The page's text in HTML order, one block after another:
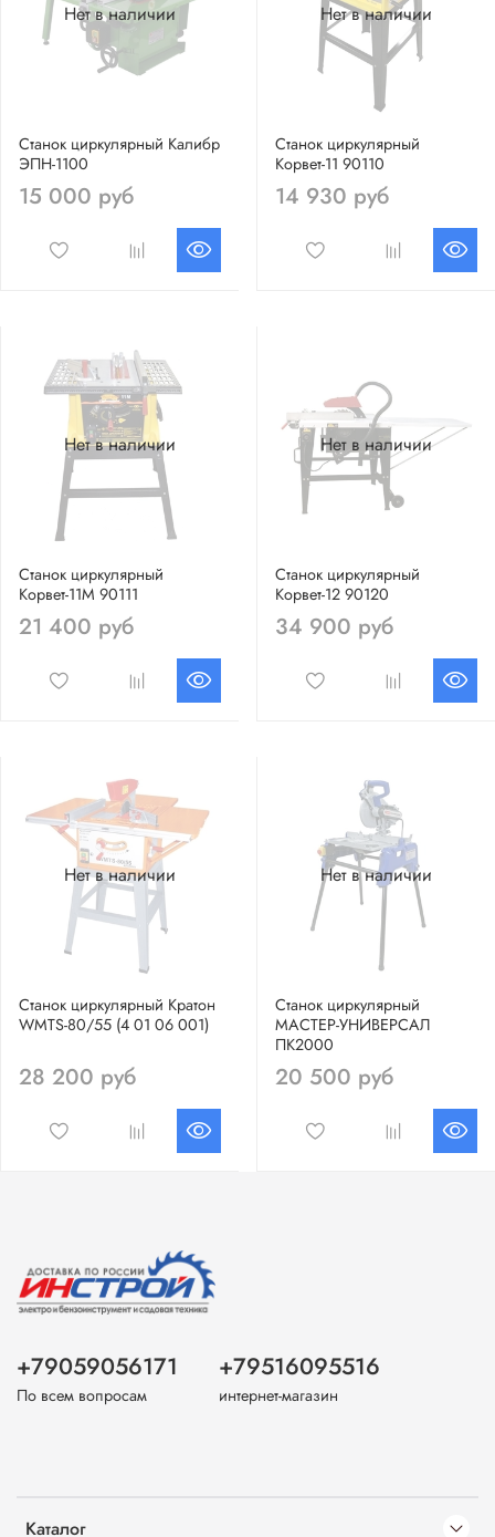
Нет в наличии
Станок циркулярный Калибр
ЭПН-1100
15 000 руб
Нет в наличии
Станок циркулярный
Корвет-11 90110
14 930 руб
Нет в наличии
Станок циркулярный
Корвет-11М 90111
21 400 руб
Нет в наличии
Станок циркулярный
Корвет-12 90120
34 900 руб
Нет в наличии
Станок циркулярный Кратон
WMTS-80/55 (4 01 06 001)
28 200 руб
Нет в наличии
Станок циркулярный
МАСТЕР-УНИВЕРСАЛ
ПК2000
20 500 руб
Каталог
+79059056171
По всем вопросам
+79516095516
интернет-магазин